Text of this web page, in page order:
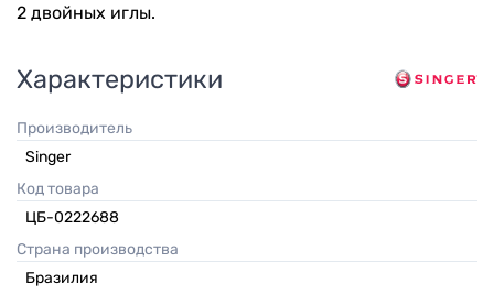
2 двойных иглы.
Характеристики
Производитель
Singer
Код товара
ЦБ-0222688
Страна производства
Бразилия